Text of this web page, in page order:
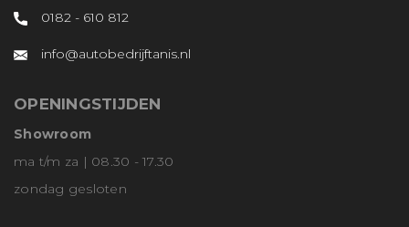
0182 - 610 812
info@autobedrijftanis.nl
OPENINGSTIJDEN
Showroom
ma t/m za | 08.30 - 17.30
zondag gesloten